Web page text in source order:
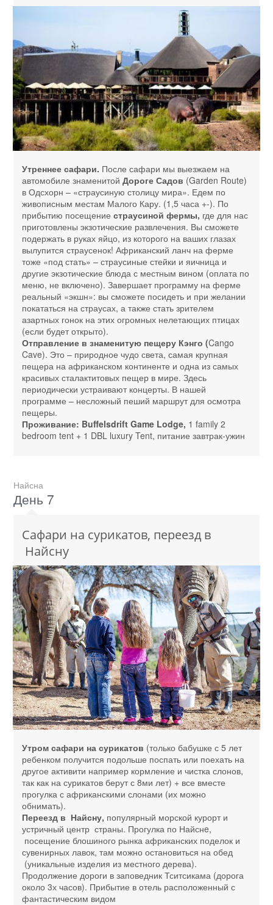
Утреннее сафари. После сафари мы выезжаем на
автомобиле знаменитой Дороге Садов (Garden Route)
в Одсхорн – «страусиную столицу мира». Едем по
живописным местам Малого Кару. (1,5 часа +-). По
прибытию посещение страусиной фермы, где для нас
приготовлены экзотические развлечения. Вы сможете
подержать в руках яйцо, из которого на ваших глазах
вылупится страусенок! Африканский ланч на ферме
тоже «под стать» – страусиные стейки и яичница и
другие экзотические блюда с местным вином (оплата по
меню, не включено). Завершает программу на ферме
реальный «экшн»: вы сможете посидеть и при желании
покататься на страусах, а также стать зрителем
азартных гонок на этих огромных нелетающих птицах
(если будет открыто).
Отправление в знаменитую пещеру Кэнго (Cango
Cave). Это – природное чудо света, самая крупная
пещера на африканском континенте и одна из самых
красивых сталактитовых пещер в мире. Здесь
периодически устраивают концерты. В нашей
программе – несложный пеший маршрут для осмотра
пещеры.
Проживание: Buffelsdrift Game Lodge, 1 family 2
bedroom tent + 1 DBL luxury Tent, питание завтрак-ужин
Найсна
День 7
Сафари на сурикатов, переезд в
Найсну
Утром сафари на сурикатов (только бабушке с 5 лет
ребенком получится подольше поспать или поехать на
другое активити например кормление и чистка слонов,
так как на сурикатов берут с 8ми лет) + все вместе
прогулка с африканскими слонами (их можно
обнимать).
Переезд в Найсну, популярный морской курорт и
устричный центр страны. Прогулка по Найснe,
посещение блошиного рынка африканских поделок и
сувенирных лавок, там можно остановиться на обед
(уникальные изделия из местного дерева).
Продолжение дороги в заповедник Тситсикама (дорога
около 3х часов). Прибытие в отель расположенный с
фантастическим видом